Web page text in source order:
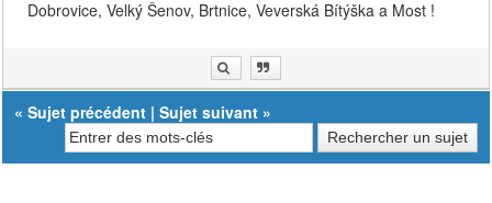
Dobrovice, Velký Šenov, Brtnice, Veverská Bítýška a Most !
«Sujet précédent |Sujet suivant »